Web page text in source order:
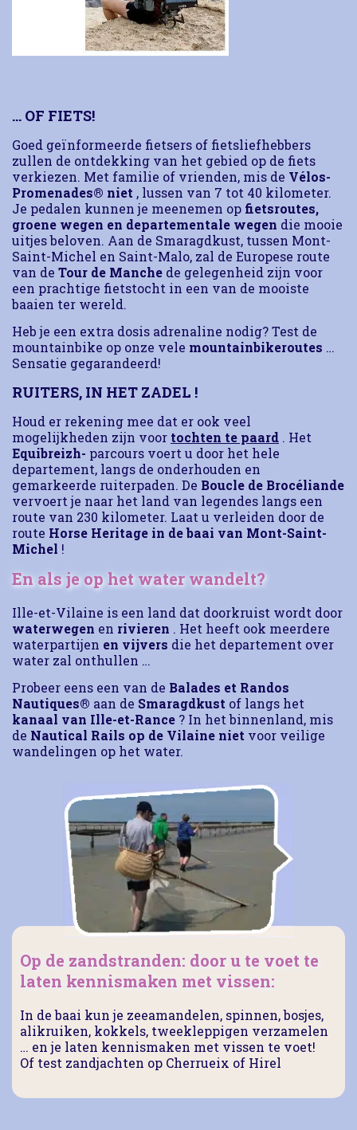
… OF FIETS!
Goed geïnformeerde fietsers of fietsliefhebbers
zullen de ontdekking van het gebied op de fiets
verkiezen. Met familie of vrienden, mis de Vélos-
Promenades® niet , lussen van 7 tot 40 kilometer.
Je pedalen kunnen je meenemen op fietsroutes,
groene wegen en departementale wegen die mooie
uitjes beloven. Aan de Smaragdkust, tussen Mont-
Saint-Michel en Saint-Malo, zal de Europese route
van de Tour de Manche de gelegenheid zijn voor
een prachtige fietstocht in een van de mooiste
baaien ter wereld.
Heb je een extra dosis adrenaline nodig?Test de
mountainbike op onze vele mountainbikeroutes …
Sensatie gegarandeerd!
RUITERS, IN HET ZADEL !
Houd er rekening mee dat er ook veel
mogelijkheden zijn voor tochten te paard . Het
Equibreizh- parcours voert u door het hele
departement, langs de onderhouden en
gemarkeerde ruiterpaden. De Boucle de Brocéliande
vervoert je naar het land van legendes langs een
route van 230 kilometer. Laat u verleiden door de
route Horse Heritage in de baai van Mont-Saint-
Michel !
En als je op het water wandelt?
Ille-et-Vilaine is een land dat doorkruist wordt door
waterwegen en rivieren . Het heeft ook meerdere
waterpartijen en vijvers die het departement over
water zal onthullen …
Probeer eens een van de Balades et Randos
Nautiques® aan de Smaragdkust of langs het
kanaal van Ille-et-Rance ? In het binnenland, mis
de Nautical Rails op de Vilaine niet voor veilige
wandelingen op het water.
Op de zandstranden: door u te voet te
laten kennismaken met vissen:
In de baai kun je zeeamandelen, spinnen, bosjes,
alikruiken, kokkels, tweekleppigen verzamelen
… en je laten kennismaken met vissen te voet!
Of test zandjachten op Cherrueix of Hirel